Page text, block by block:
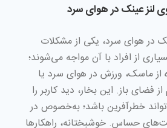
لنز عینک در هوای سرد
در هوای سرد، یکی از مشکلات
از افراد با آن مواجه می‌شوند؛
از ماسک، ورزش در هوای سرد یا
فضای باز. این بخار، دید کاربر را
خطرآفرین باشد؛ به‌خصوص در
حساس. خوشبختانه، راهکارها